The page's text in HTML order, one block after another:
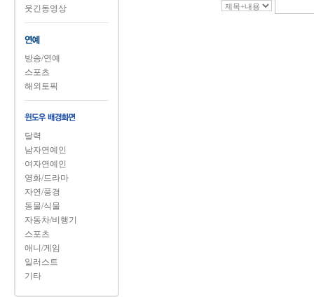
웃긴동영상
방송/연예
스포츠
해외토픽
달력
남자연예인
여자연예인
영화/드라마
자연/풍경
동물/식물
자동차/비행기
스포츠
애니/게임
일러스트
기타